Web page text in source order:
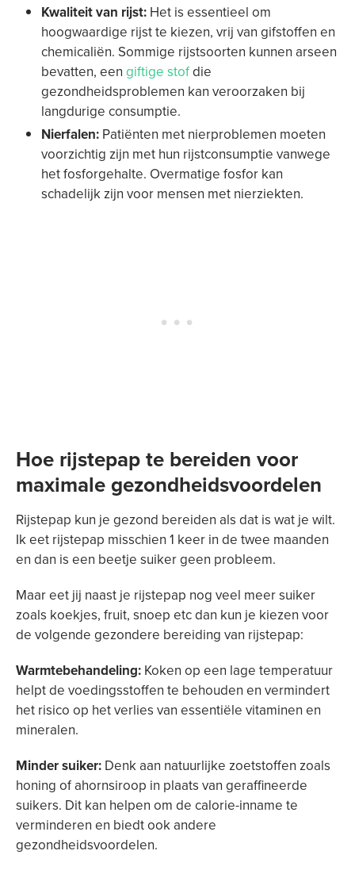
Kwaliteit van rijst: Het is essentieel om
hoogwaardige rijst te kiezen, vrij van gifstoffen en
chemicaliën. Sommige rijstsoorten kunnen arseen
bevatten, een giftige stofdie
gezondheidsproblemen kan veroorzaken bij
langdurige consumptie.
Nierfalen: Patiënten met nierproblemen moeten
voorzichtig zijn met hun rijstconsumptie vanwege
het fosforgehalte. Overmatige fosfor kan
schadelijk zijn voor mensen met nierziekten.
Hoe rijstepap te bereiden voor
maximale gezondheidsvoordelen
Rijstepap kun je gezond bereiden als dat is wat je wilt.
Ik eet rijstepap misschien 1 keer in de twee maanden
en dan is een beetje suiker geen probleem.
Maar eet jij naast je rijstepap nog veel meer suiker
zoals koekjes, fruit, snoep etc dan kun je kiezen voor
de volgende gezondere bereiding van rijstepap:
Warmtebehandeling: Koken op een lage temperatuur
helpt de voedingsstoffen te behouden en vermindert
het risico op het verlies van essentiële vitaminen en
mineralen.
Minder suiker: Denk aan natuurlijke zoetstoffen zoals
honing of ahornsiroop in plaats van geraffineerde
suikers. Dit kan helpen om de calorie-inname te
verminderen en biedt ook andere
gezondheidsvoordelen.